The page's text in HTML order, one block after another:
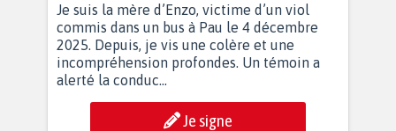
Je suis la mère d’Enzo, victime d’un viol
commis dans un bus à Pau le 4 décembre
2025. Depuis, je vis une colère et une
incompréhension profondes. Un témoin a
alerté la conduc...
Je signe